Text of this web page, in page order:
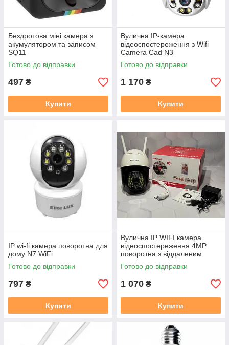
Бездротова міні камера з
акумулятором та записом
SQ11
Готово до відправки
497 ₴
Купити
Вулична IP-камера
відеоспостереження з Wifi
Camera Cad N3
Готово до відправки
1 170 ₴
Купити
IP wi-fi камера поворотна для
дому N7 WiFi
Готово до відправки
797 ₴
Купити
Вулична IP WIFI камера
відеоспостереження 4MP
поворотна з віддаленим
доступом Elite LUX EL-N6
Готово до відправки
1 070 ₴
Купити